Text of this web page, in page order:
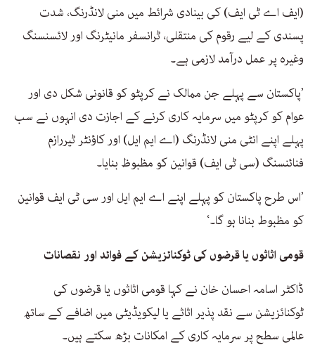
(ایف اے ٹی ایف) کی بینادی شرائط میں منی لانڈرنگ، شدت
پسندی کے لیے رقوم کی منتقلی، ٹرانسفر مانیٹرنگ اور لائسنسنگ
وغیرہ پر عمل درآمد لازمی ہے۔
’پاکستان سے پہلے جن ممالک نے کرپٹو کو قانونی شکل دی اور
عوام کو کرپٹو میں سرمایہ کاری کرنے کے اجازت دی انہوں نے سب
پہلے اپنے انٹی منی لانڈرنگ (اے ایم ایل) اور کاؤنٹر ٹیررازم
فنائنسنگ (سی ٹی ایف) قوانین کو مظبوظ بنایا۔
’اس طرح پاکستان کو پہلے اپنے اے ایم ایل اور سی ٹی ایف قوانین
کو مظبوط بنانا ہو گا۔‘
قومی اثاثوں یا قرضوں کی ٹوکنائزیشن کے فوائد اور نقصانات
ڈاکٹر اسامہ احسان خان نے کہا قومی اثاثوں یا قرضوں کی
ٹوکنائزیشن سے نقد پذیر اثاثے یا لیکویڈیٹی میں اضافے کے ساتھ
عالمی سطح پر سرمایہ کاری کے امکانات بڑھ سکتے ہیں۔